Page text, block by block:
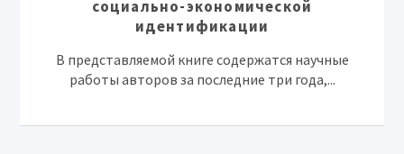
социально-экономической
идентификации
В представляемой книге содержатся научные
работы авторов за последние три года,...